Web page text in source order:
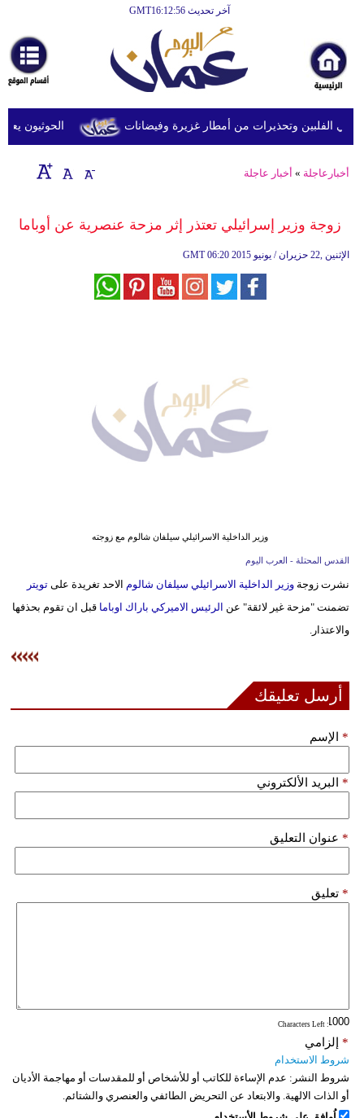
آخر تحديث GMT16:12:56
أخبارعاجلة
رياضة
ثقافة
إقتصاد
وموسيقى
علوم
وتكنولوجيا
سيارات
الحوثيون الفلبين وتحذيرات من أمطار غزيرة وفيضانات
أخبارعاجلة » أخبار عاجلة
زوجة وزير إسرائيلي تعتذر إثر مزحة عنصرية عن أوباما
GMT 06:20 2015 الإثنين ,22 حزيران / يونيو
وزير الداخلية الاسرائيلي سيلفان شالوم مع زوجته
القدس المحتلة - العرب اليوم
نشرت زوجةوزير الداخلية الاسرائيلي سيلفان شالوم الاحد تغريدة علىتويتر
تضمنت "مزحة غير لائقة" عن الرئيس الاميركي باراك اوباما قبل ان تقوم بحذفها
والاعتذار.
أرسل تعليقك
الإسم *
البريد الألكتروني *
عنوان التعليق *
تعليق *
: Characters Left
إلزامي *
شروط الاستخدام
شروط النشر: عدم الإساءة للكاتب أو للأشخاص أو للمقدسات أو مهاجمة الأديان
أو الذات الالهية. والابتعاد عن التحريض الطائفي والعنصري والشتائم.